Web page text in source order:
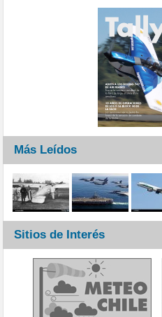
Más Leídos
Sitios de Interés